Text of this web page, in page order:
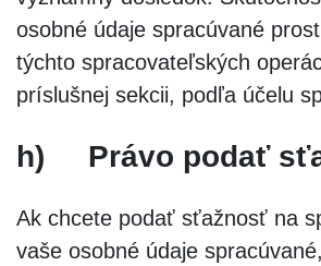
osobné údaje spracúvané
týchto spracovateľských
príslušnej sekcii, podľa účelu
h) Právo podať
Ak chcete podať sťažnosť na
vaše osobné údaje